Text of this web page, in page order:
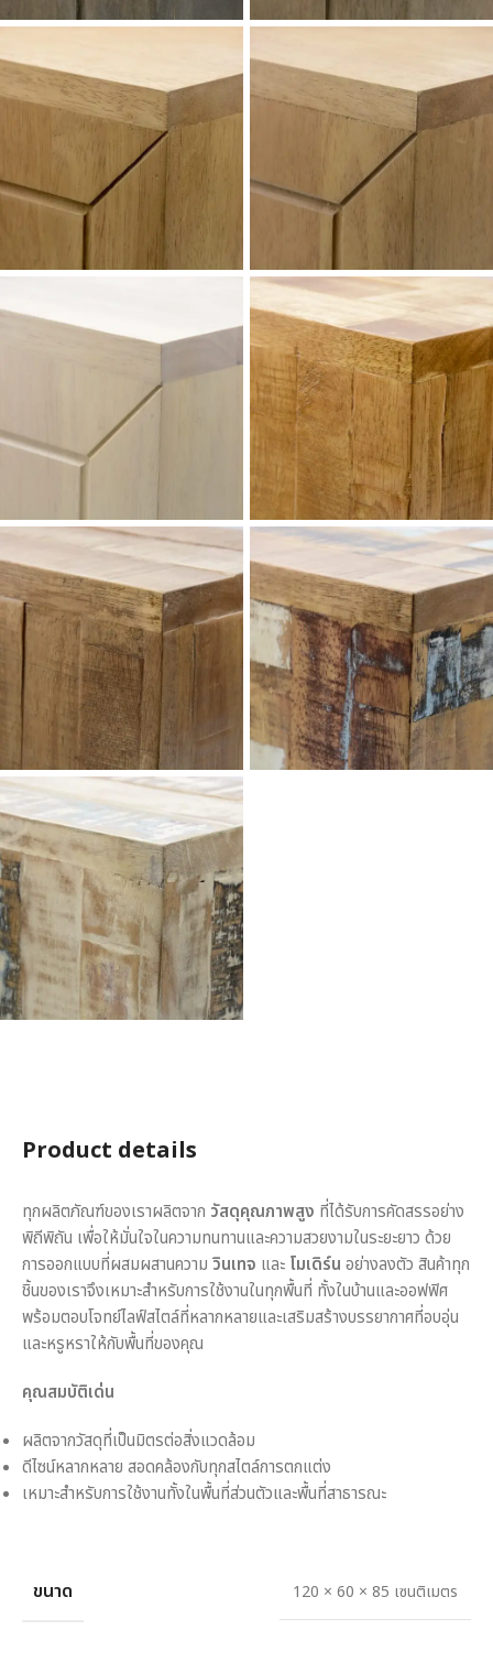
Product details
ทุกผลิตภัณฑ์ของเราผลิตจาก วัสดุคุณภาพสูง ที่ได้รับการคัดสรรอย่าง
พิถีพิถัน เพื่อให้มั่นใจในความทนทานและความสวยงามในระยะยาว ด้วย
การออกแบบที่ผสมผสานความ วินเทจ และ โมเดิร์น อย่างลงตัว สินค้าทุก
ชิ้นของเราจึงเหมาะสำหรับการใช้งานในทุกพื้นที่ ทั้งในบ้านและออฟฟิศ
พร้อมตอบโจทย์ไลฟ์สไตล์ที่หลากหลายและเสริมสร้างบรรยากาศที่อบอุ่น
และหรูหราให้กับพื้นที่ของคุณ
คุณสมบัติเด่น
ผลิตจากวัสดุที่เป็นมิตรต่อสิ่งแวดล้อม
ดีไซน์หลากหลาย สอดคล้องกับทุกสไตล์การตกแต่ง
เหมาะสำหรับการใช้งานทั้งในพื้นที่ส่วนตัวและพื้นที่สาธารณะ
ขนาด 120 × 60 × 85 เซนติเมตร